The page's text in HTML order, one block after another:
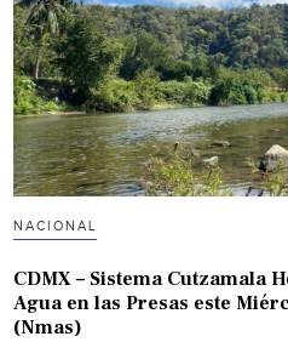
NACIONAL
CDMX – Sistema Cutzamala
Agua en las Presas este
(Nmas)